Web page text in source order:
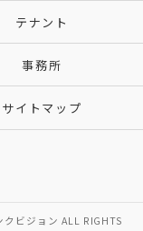
テナント
事務所
サイトマップ
ビジョン ALL RIGHTS